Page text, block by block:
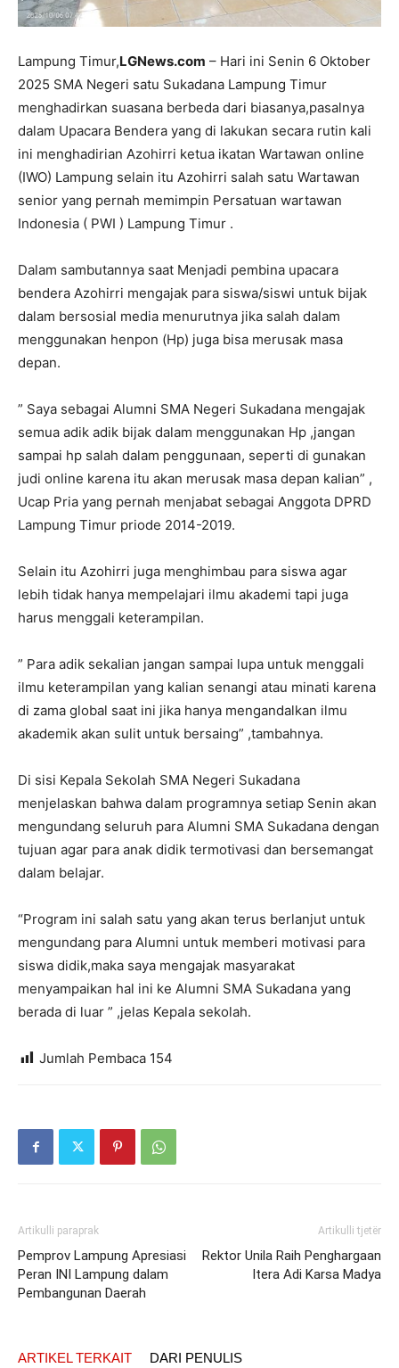
Lampung Timur,LGNews.com – Hari ini Senin 6 Oktober
2025 SMA Negeri satu Sukadana Lampung Timur
menghadirkan suasana berbeda dari biasanya,pasalnya
dalam Upacara Bendera yang di lakukan secara rutin kali
ini menghadirian Azohirri ketua ikatan Wartawan online
(IWO) Lampung selain itu Azohirri salah satu Wartawan
senior yang pernah memimpin Persatuan wartawan
Indonesia ( PWI ) Lampung Timur .
Dalam sambutannya saat Menjadi pembina upacara
bendera Azohirri mengajak para siswa/siswi untuk bijak
dalam bersosial media menurutnya jika salah dalam
menggunakan henpon (Hp) juga bisa merusak masa
depan.
” Saya sebagai Alumni SMA Negeri Sukadana mengajak
semua adik adik bijak dalam menggunakan Hp ,jangan
sampai hp salah dalam penggunaan, seperti di gunakan
judi online karena itu akan merusak masa depan kalian” ,
Ucap Pria yang pernah menjabat sebagai Anggota DPRD
Lampung Timur priode 2014-2019.
Selain itu Azohirri juga menghimbau para siswa agar
lebih tidak hanya mempelajari ilmu akademi tapi juga
harus menggali keterampilan.
” Para adik sekalian jangan sampai lupa untuk menggali
ilmu keterampilan yang kalian senangi atau minati karena
di zama global saat ini jika hanya mengandalkan ilmu
akademik akan sulit untuk bersaing” ,tambahnya.
Di sisi Kepala Sekolah SMA Negeri Sukadana
menjelaskan bahwa dalam programnya setiap Senin akan
mengundang seluruh para Alumni SMA Sukadana dengan
tujuan agar para anak didik termotivasi dan bersemangat
dalam belajar.
“Program ini salah satu yang akan terus berlanjut untuk
mengundang para Alumni untuk memberi motivasi para
siswa didik,maka saya mengajak masyarakat
menyampaikan hal ini ke Alumni SMA Sukadana yang
berada di luar ” ,jelas Kepala sekolah.
Jumlah Pembaca 154
Artikulli paraprak
Pemprov Lampung Apresiasi
Peran INI Lampung dalam
Pembangunan Daerah
Artikulli tjetër
Rektor Unila Raih Penghargaan
Itera Adi Karsa Madya
ARTIKEL TERKAIT DARI PENULIS